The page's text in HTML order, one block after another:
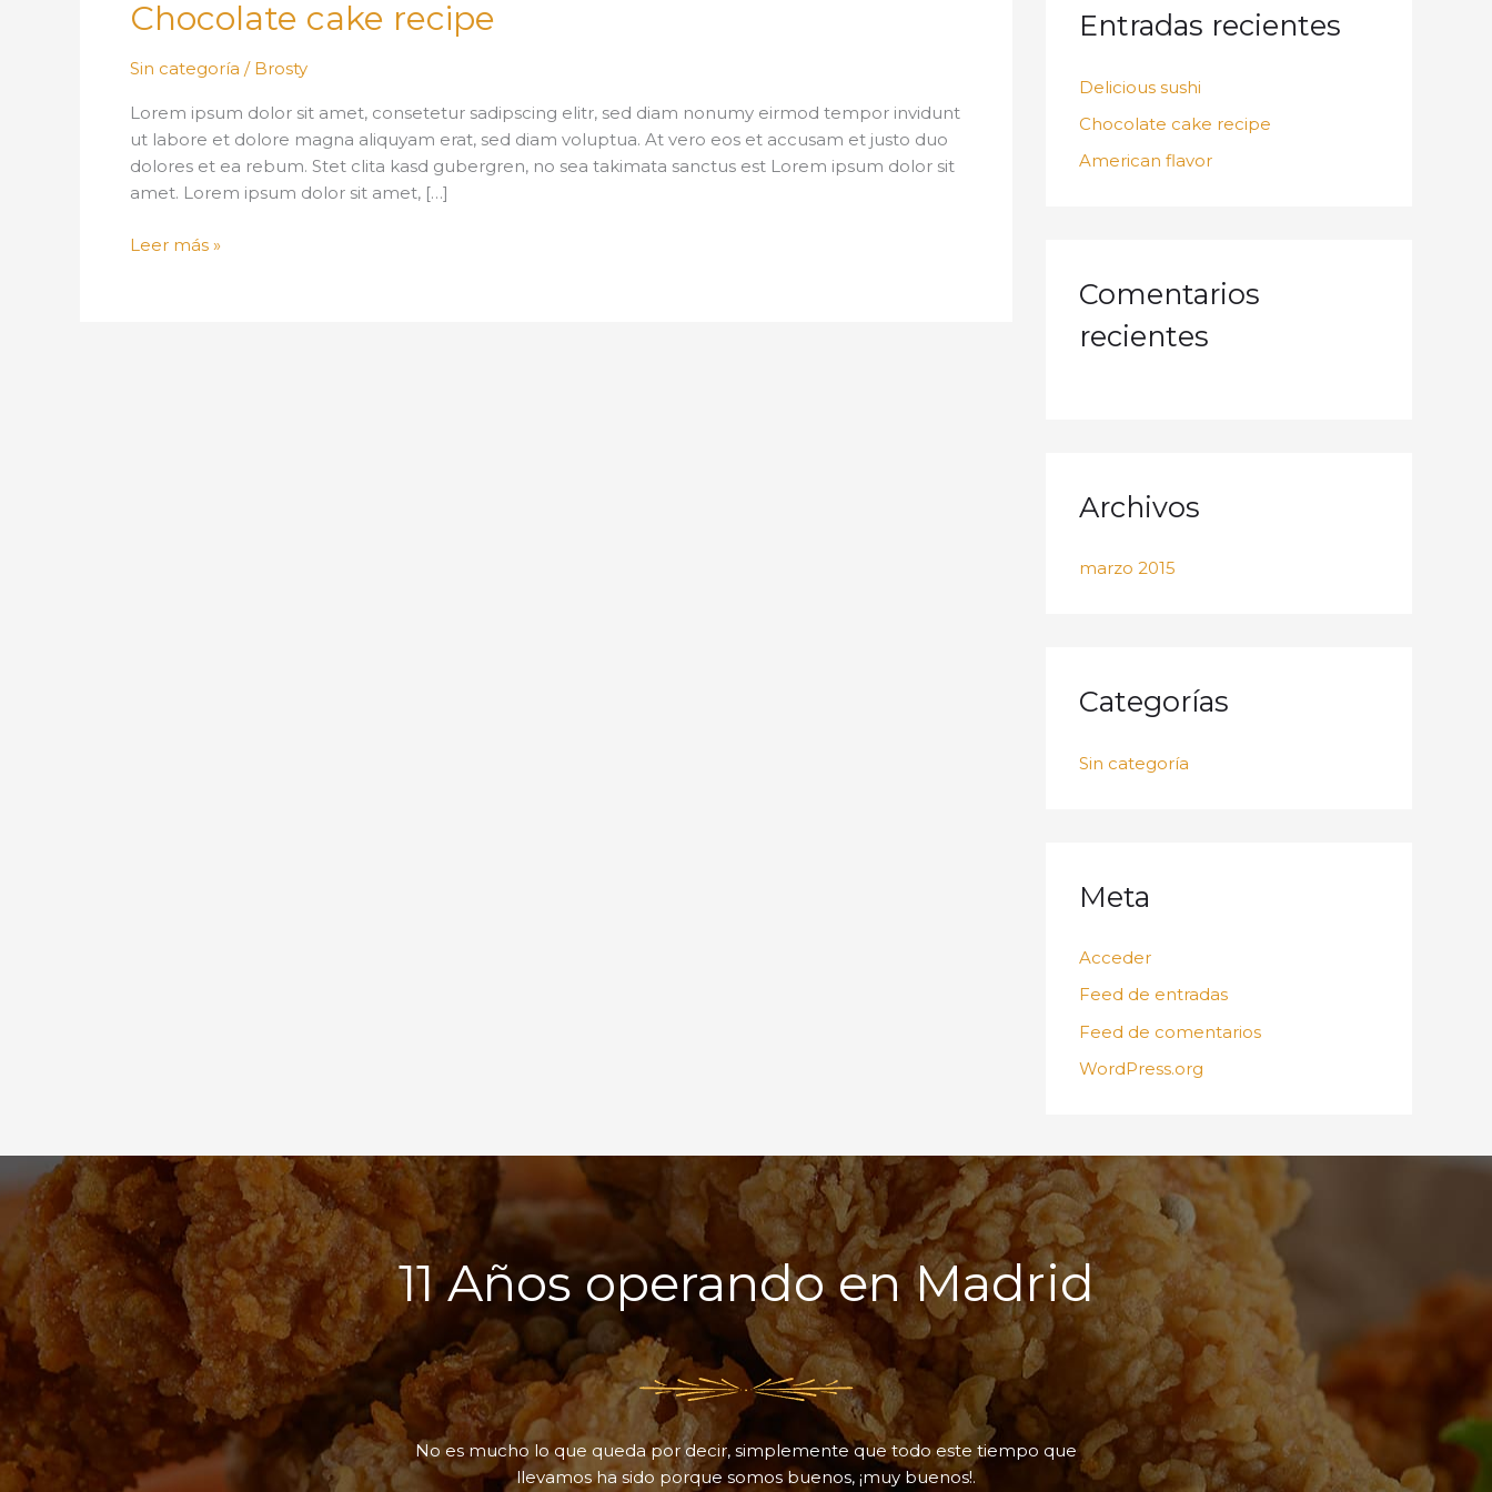
Chocolate cake recipe
Sin categoría / Brosty
Lorem ipsum dolor sit amet, consetetur sadipscing elitr, sed diam nonumy eirmod tempor invidunt
ut labore et dolore magna aliquyam erat, sed diam voluptua. At vero eos et accusam et justo duo
dolores et ea rebum. Stet clita kasd gubergren, no sea takimata sanctus est Lorem ipsum dolor sit
amet. Lorem ipsum dolor sit amet, […]
Chocolate
cake
recipe
Leer más »
a
p
o
Entradas recientes
Delicious sushi
Chocolate cake recipe
American flavor
Comentarios
recientes
Archivos
marzo 2015
Categorías
Sin categoría
Meta
Acceder
Feed de entradas
Feed de comentarios
WordPress.org
11 Años operando en Madrid
No es mucho lo que queda por decir, simplemente que todo este tiempo que
llevamos ha sido porque somos buenos, ¡muy buenos!.